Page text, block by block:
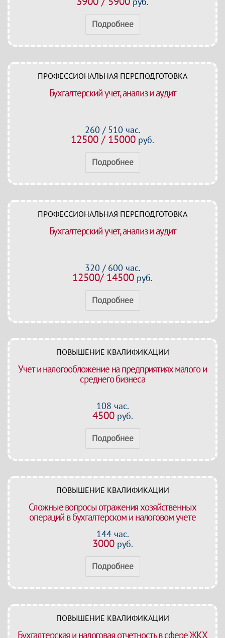
Подробнее
ПРОФЕССИОНАЛЬНАЯ ПЕРЕПОДГОТОВКА
Бухгалтерский учет, анализ и аудит
260 / 510 час.
12500 / 15000 руб.
Подробнее
ПРОФЕССИОНАЛЬНАЯ ПЕРЕПОДГОТОВКА
Бухгалтерский учет, анализ и аудит
320 / 600 час.
12500/ 14500 руб.
Подробнее
ПОВЫШЕНИЕ КВАЛИФИКАЦИИ
Учет и налогообложение на предприятиях малого и
среднего бизнеса
108 час.
4500руб.
Подробнее
ПОВЫШЕНИЕ КВАЛИФИКАЦИИ
Сложные вопросы отражения хозяйственных
операций в бухгалтерском и налоговом учете
144 час.
3000руб.
Подробнее
ПОВЫШЕНИЕ КВАЛИФИКАЦИИ
Бухгалтерская и налоговая отчетность в сфере ЖКХ